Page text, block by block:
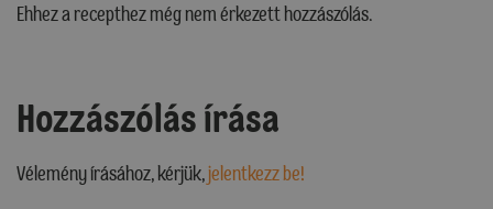
Ehhez a recepthez még nem érkezett hozzászólás.
Hozzászólás írása
Vélemény írásához, kérjük,jelentkezz be!